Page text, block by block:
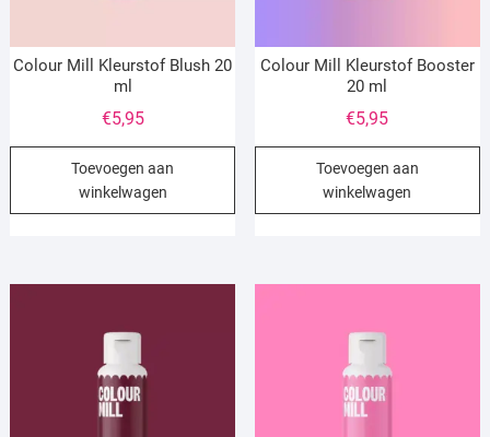
Colour Mill Kleurstof Blush 20
ml
€5,95
Toevoegen aan
winkelwagen
Colour Mill Kleurstof Booster
20 ml
€5,95
Toevoegen aan
winkelwagen